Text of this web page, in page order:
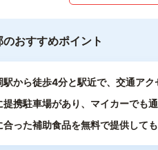
のおすすめポイント
駅から徒歩4分と駅近で、交通ア
提携駐車場があり、マイカーでも
合った補助食品を無料で提供して